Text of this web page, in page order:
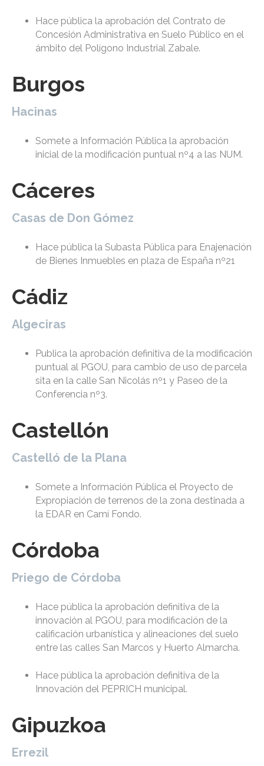
Hace pública la aprobación del Contrato de
Concesión Administrativa en Suelo Público en el
ámbito del Polígono Industrial Zabale.
Burgos
Hacinas
Somete a Información Pública la aprobación
inicial de la modificación puntual nº4 a las NUM.
Cáceres
Casas de Don Gómez
Hace pública la Subasta Pública para Enajenación
de Bienes Inmuebles en plaza de España nº21
Cádiz
Algeciras
Publica la aprobación definitiva de la modificación
puntual al PGOU, para cambio de uso de parcela
sita en la calle San Nicolás nº1 y Paseo de la
Conferencia nº3.
Castellón
Castelló de la Plana
Somete a Información Pública el Proyecto de
Expropiación de terrenos de la zona destinada a
la EDAR en Camí Fondo.
Córdoba
Priego de Córdoba
Hace pública la aprobación definitiva de la
innovación al PGOU, para modificación de la
calificación urbanística y alineaciones del suelo
entre las calles San Marcos y Huerto Almarcha.
Hace pública la aprobación definitiva de la
Innovación del PEPRICH municipal.
Gipuzkoa
Errezil